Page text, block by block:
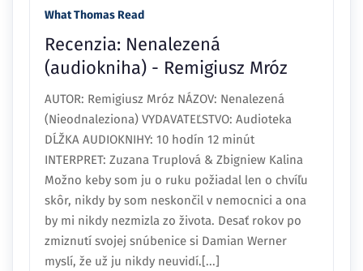
What Thomas Read
Recenzia: Nenalezená
(audiokniha) - Remigiusz Mróz
AUTOR: Remigiusz Mróz NÁZOV: Nenalezená
(Nieodnaleziona) VYDAVATEĽSTVO: Audioteka
DĹŽKA AUDIOKNIHY: 10 hodín 12 minút
INTERPRET: Zuzana Truplová & Zbigniew Kalina
Možno keby som ju o ruku požiadal len o chvíľu
skôr, nikdy by som neskončil v nemocnici a ona
by mi nikdy nezmizla zo života. Desať rokov po
zmiznutí svojej snúbenice si Damian Werner
myslí, že už ju nikdy neuvidí.[...]